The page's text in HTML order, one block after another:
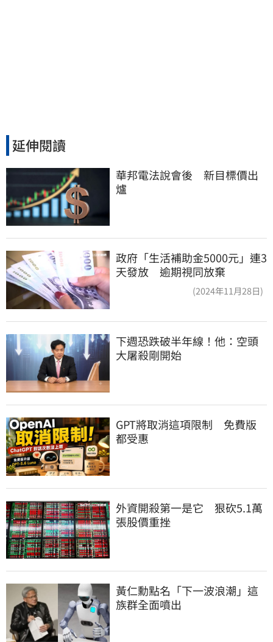
延伸閱讀
華邦電法說會後　新目標價出
爐
政府「生活補助金5000元」連3
天發放 逾期視同放棄
(2024年11月28日)
下週恐跌破半年線！他：空頭
大屠殺剛開始
GPT將取消這項限制　免費版
都受惠
外資開殺第一是它　狠砍5.1萬
張股價重挫
黃仁勳點名「下一波浪潮」這
族群全面噴出